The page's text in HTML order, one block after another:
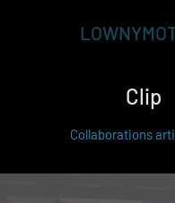
Clip
Collaborations